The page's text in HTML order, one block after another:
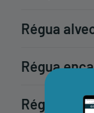
Régua
Régua
Régua